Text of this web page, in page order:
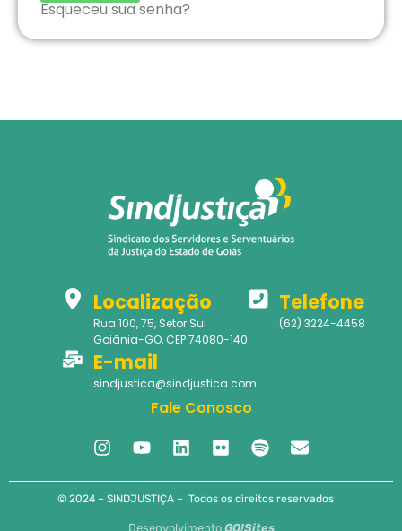
Esqueceu sua senha?
Localização
Rua 100, 75, Setor Sul
Goiânia-GO, CEP 74080-140
Telefone
(62) 3224-4458
E-mail
sindjustica@sindjustica.com
Fale Conosco
© 2024 – SINDJUSTIÇA – Todos os direitos reservados
Desenvolvimento GO!Sites